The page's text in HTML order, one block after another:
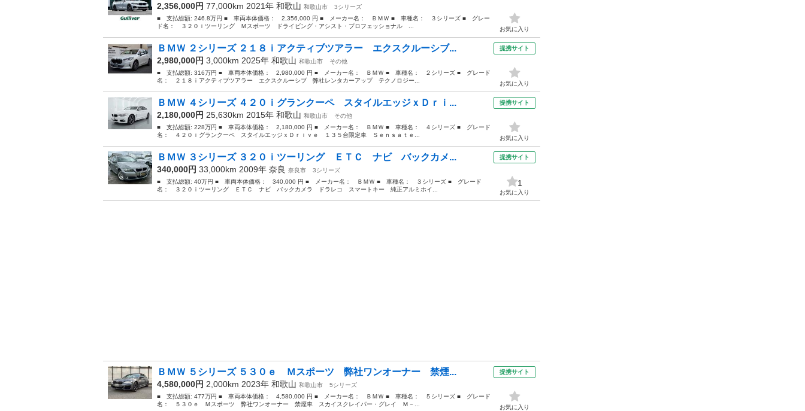
2,356,000円 77,000km 2021年 和歌山 和歌山市
3シリーズ
■ 支払総額: 246.8万円 ■ 車両本体価格： 2,356,000 円 ■ メーカー名： ＢＭＷ ■ 車種名： ３シリーズ ■ グレー
ド名： ３２０ｉツーリング Ｍスポーツ ドライビング・アシスト・プロフェッショナル ...
お気に入り
ＢＭＷ ２シリーズ ２１８ｉアクティブツアラー エクスクルーシブ...
2,980,000円 3,000km 2025年 和歌山 和歌山市
その他
■ 支払総額: 316万円 ■ 車両本体価格： 2,980,000 円 ■ メーカー名： ＢＭＷ ■ 車種名： ２シリーズ ■ グレード
名： ２１８ｉアクティブツアラー エクスクルーシブ 弊社レンタカーアップ テクノロジー...
提携サイト
お気に入り
ＢＭＷ ４シリーズ ４２０ｉグランクーペ スタイルエッジｘＤｒｉ...
2,180,000円 25,630km 2015年 和歌山 和歌山市
その他
■ 支払総額: 228万円 ■ 車両本体価格： 2,180,000 円 ■ メーカー名： ＢＭＷ ■ 車種名： ４シリーズ ■ グレード
名： ４２０ｉグランクーペ スタイルエッジｘＤｒｉｖｅ １３５台限定車 Ｓｅｎｓａｔｅ...
提携サイト
お気に入り
ＢＭＷ ３シリーズ ３２０ｉツーリング ＥＴＣ ナビ バックカメ...
340,000円 33,000km 2009年 奈良 奈良市
3シリーズ
■ 支払総額: 40万円 ■ 車両本体価格： 340,000 円 ■ メーカー名： ＢＭＷ ■ 車種名： ３シリーズ ■ グレード
名： ３２０ｉツーリング ＥＴＣ ナビ バックカメラ ドラレコ スマートキー 純正アルミホイ...
提携サイト
1
お気に入り
ＢＭＷ ５シリーズ ５３０ｅ Ｍスポーツ 弊社ワンオーナー 禁煙...
4,580,000円 2,000km 2023年 和歌山 和歌山市
5シリーズ
■ 支払総額: 477万円 ■ 車両本体価格： 4,580,000 円 ■ メーカー名： ＢＭＷ ■ 車種名： ５シリーズ ■ グレード
名： ５３０ｅ Ｍスポーツ 弊社ワンオーナー 禁煙車 スカイスクレイパー・グレイ Ｍ－...
提携サイト
お気に入り